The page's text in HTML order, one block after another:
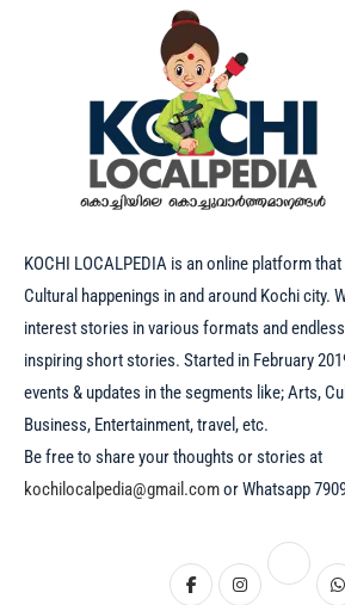
KOCHI LOCALPEDIA is an online platform
Cultural happenings in and around Kochi city.
interest stories in various formats and
inspiring short stories. Started in February
events & updates in the segments like; Arts,
Business, Entertainment, travel, etc.
Be free to share your thoughts or stories at
kochilocalpedia@gmail.comor Whatsapp